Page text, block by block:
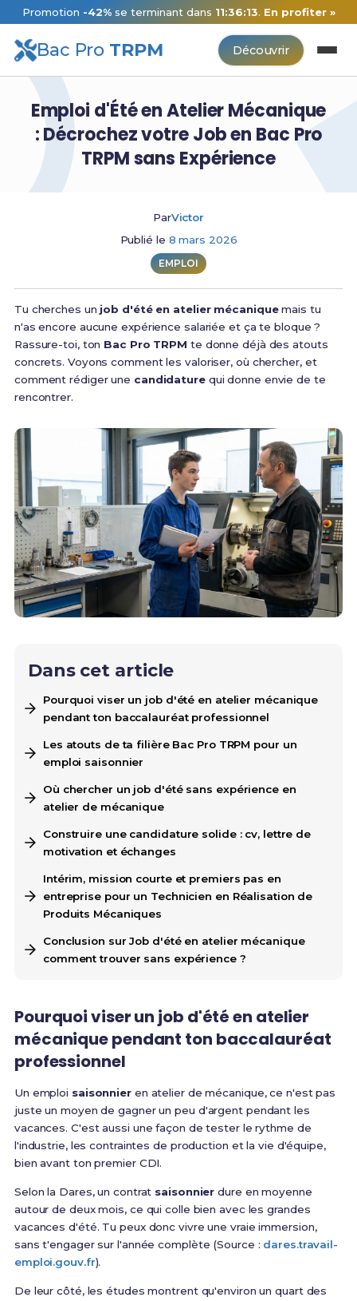
Promotion -42%se terminant dans 11:36:12. En profiter »
Bac Pro TRPM Découvrir
Emploi d'Été en Atelier Mécanique
: Décrochez votre Job en Bac Pro
TRPM sans Expérience
ParVictor
Publié le 8 mars 2026
EMPLOI
Tu cherches un job d'été en atelier mécaniquemais tu
n'as encore aucune expérience salariée et ça te bloque ?
Rassure-toi, ton Bac Pro TRPM te donne déjà des atouts
concrets. Voyons comment les valoriser, où chercher, et
comment rédiger une candidaturequi donne envie de te
rencontrer.
Dans cet article
Pourquoi viser un job d'été en atelier mécanique
pendant ton baccalauréat professionnel
Les atouts de ta filière Bac Pro TRPM pour un
emploi saisonnier
Où chercher un job d'été sans expérience en
atelier de mécanique
Construire une candidature solide : cv, lettre de
motivation et échanges
Intérim, mission courte et premiers pas en
entreprise pour un Technicien en Réalisation de
Produits Mécaniques
Conclusion sur Job d'été en atelier mécanique
comment trouver sans expérience ?
Pourquoi viser un job d'été en atelier
mécanique pendant ton baccalauréat
professionnel
Un emploi saisonnieren atelier de mécanique, ce n'est pas
juste un moyen de gagner un peu d'argent pendant les
vacances. C'est aussi une façon de tester le rythme de
l'industrie, les contraintes de production et la vie d'équipe,
bien avant ton premier CDI.
Selon la Dares, un contrat saisonnier dure en moyenne
autour de deux mois, ce qui colle bien avec les grandes
vacances d'été. Tu peux donc vivre une vraie immersion,
sans t'engager sur l'année complète (Source : dares.travail-
emploi.gouv.fr).
De leur côté, les études montrent qu'environ un quart des